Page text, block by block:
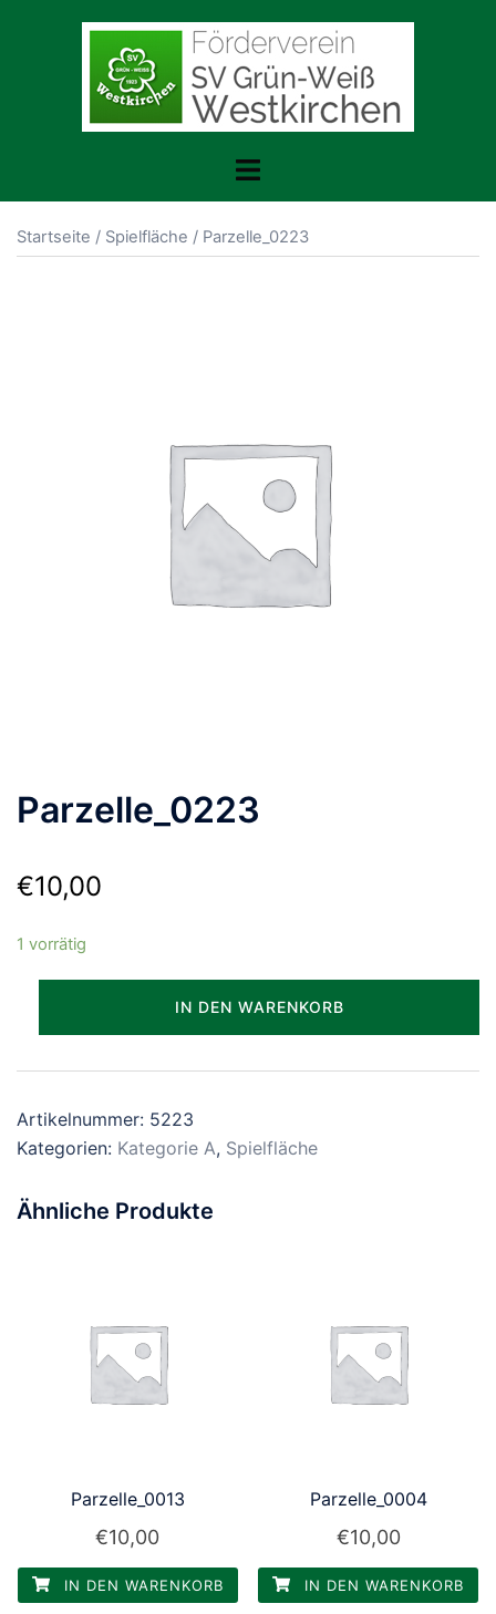
Toggle
Startseite / Spielfläche / Parzelle_0223
Parzelle_0223
€10,00
1 vorrätig
IN DEN WARENKORB
Artikelnummer: 5223
Kategorien: Kategorie A, Spielfläche
Ähnliche Produkte
Parzelle_0013
€10,00
IN DEN WARENKORB
Parzelle_0004
€10,00
IN DEN WARENKORB